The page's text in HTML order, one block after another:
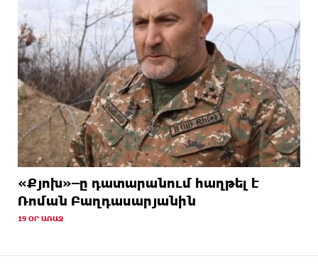
«Քյոխ»–ը դատարանում հաղթել է
Ռոման Բաղդասարյանին
19 ՕՐ ԱՌԱՋ